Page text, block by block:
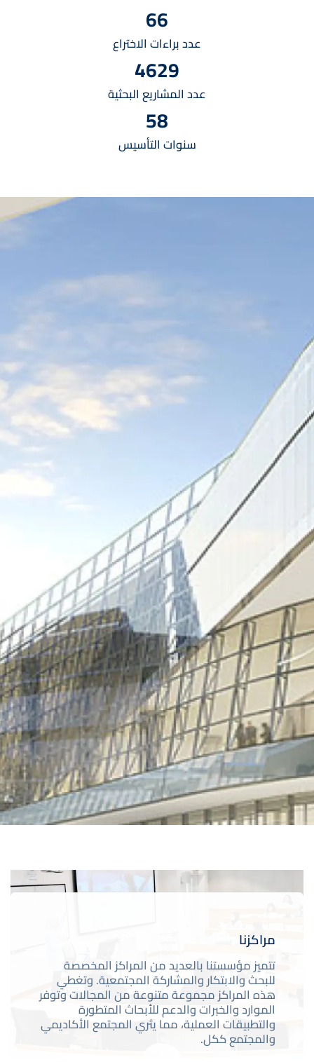
66
عدد براءات الاختراع
4629
عدد المشاريع البحثية
58
سنوات التأسيس
مراكزنا
تتميز مؤسستنا بالعديد من المراكز المخصصة
للبحث والابتكار والمشاركة المجتمعية. وتغطي
هذه المراكز مجموعة متنوعة من المجالات وتوفر
الموارد والخبرات والدعم للأبحاث المتطورة
والتطبيقات العملية، مما يثري المجتمع الأكاديمي
والمجتمع ككل.